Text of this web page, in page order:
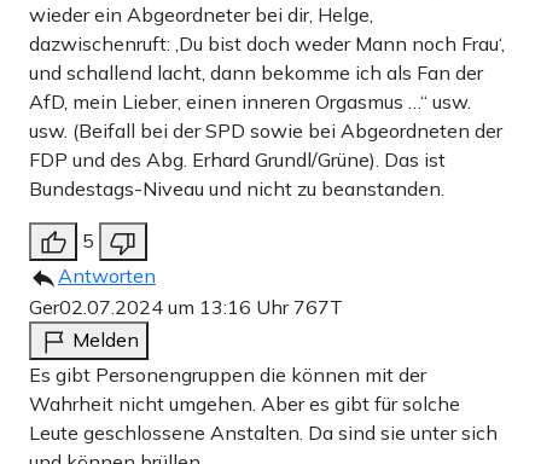
wieder ein Abgeordneter bei dir, Helge,
dazwischenruft: ‚Du bist doch weder Mann noch Frau‘,
und schallend lacht, dann bekomme ich als Fan der
AfD, mein Lieber, einen inneren Orgasmus …“ usw.
usw. (Beifall bei der SPD sowie bei Abgeordneten der
FDP und des Abg. Erhard Grundl/Grüne). Das ist
Bundestags-Niveau und nicht zu beanstanden.
5
Antworten
Ger02.07.2024 um 13:16 Uhr 767T
Melden
Es gibt Personengruppen die können mit der
Wahrheit nicht umgehen. Aber es gibt für solche
Leute geschlossene Anstalten. Da sind sie unter sich